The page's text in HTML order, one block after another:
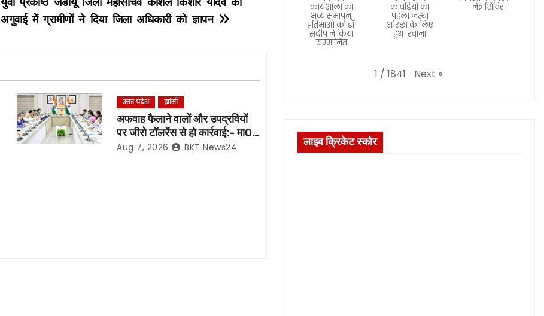
अगुवाई में ग्रामीणों ने दिया जिला अधिकारी को ज्ञापन
उत्तर प्रदेश झांसी
अफवाह फैलाने वालों और उपद्रवियों
पर जीरो टॉलरेंस से हो कार्रवाई:- मा0
मुख्यमंत्री जी*
Aug 7, 2026 BKT News24
कार्यशाला का
भव्य समापन,
प्रतिभाओं को डॉ.
संदीप ने किया
सम्मानित
कावड़ियों का
पहला जत्था
ओरछा के लिए
हुआ रवाना
नेत्र शिविर
1 / 1841 Next »
लाइव क्रिकेट स्कोर